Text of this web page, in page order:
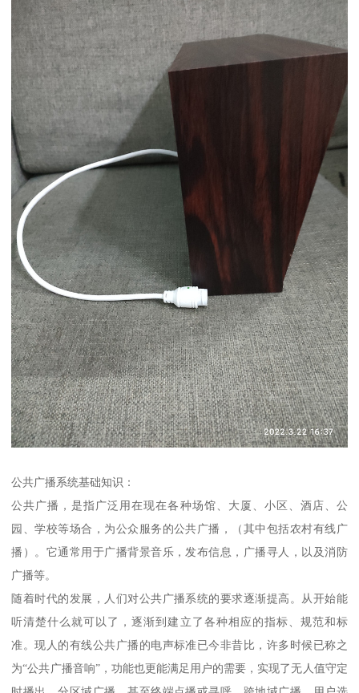
公共广播系统基础知识：
公共广播，是指广泛用在现在各种场馆、大厦、小区、酒店、公
园、学校等场合，为公众服务的公共广播，（其中包括农村有线广
播）。它通常用于广播背景音乐，发布信息，广播寻人，以及消防
广播等。
随着时代的发展，人们对公共广播系统的要求逐渐提高。从开始能
听清楚什么就可以了，逐渐到建立了各种相应的指标、规范和标
准。现人的有线公共广播的电声标准已今非昔比，许多时候已称之
为“公共广播音响”，功能也更能满足用户的需要，实现了无人值守定